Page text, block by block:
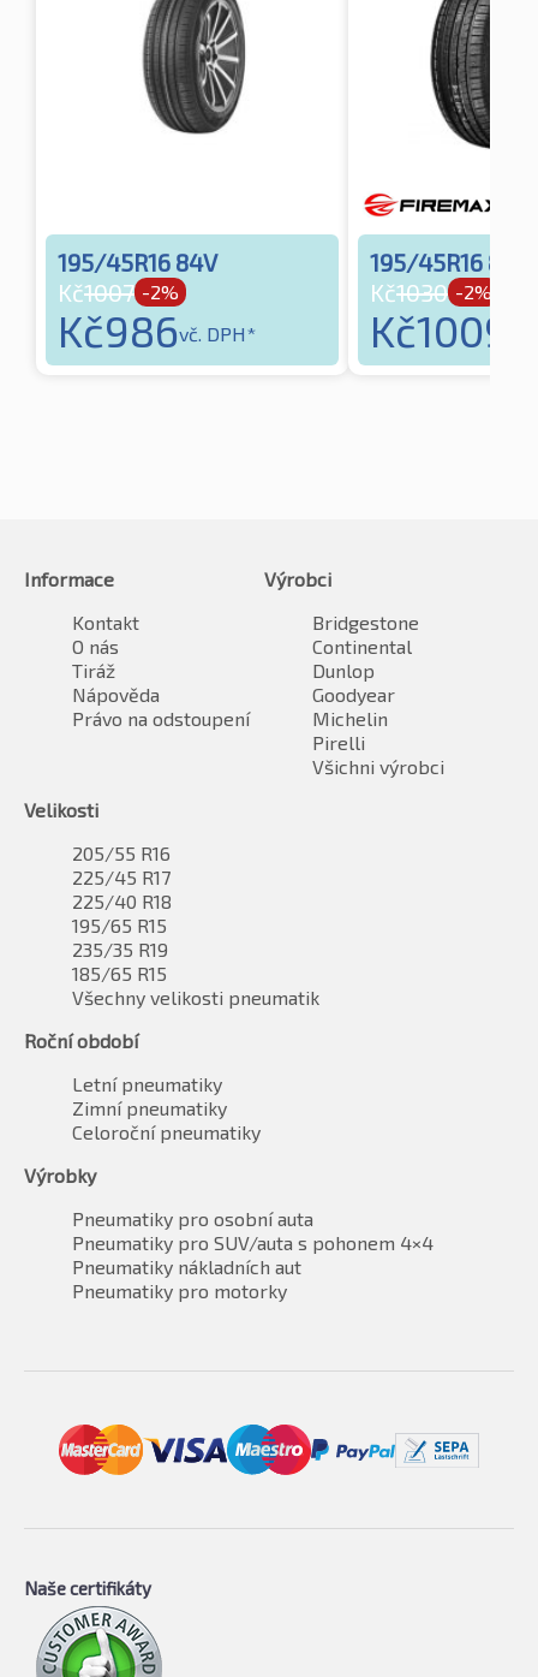
195/45R16 84V
Kč1007 -2%
Kč986vč. DPH*
195/45R16 84V
Kč1030 -2%
Kč1009
Informace
Kontakt
O nás
Tiráž
Nápověda
Právo na odstoupení
Výrobci
Bridgestone
Continental
Dunlop
Goodyear
Michelin
Pirelli
Všichni výrobci
Velikosti
205/55 R16
225/45 R17
225/40 R18
195/65 R15
235/35 R19
185/65 R15
Všechny velikosti pneumatik
Roční období
Letní pneumatiky
Zimní pneumatiky
Celoroční pneumatiky
Výrobky
Pneumatiky pro osobní auta
Pneumatiky pro SUV/auta s pohonem 4×4
Pneumatiky nákladních aut
Pneumatiky pro motorky
Naše certifikáty